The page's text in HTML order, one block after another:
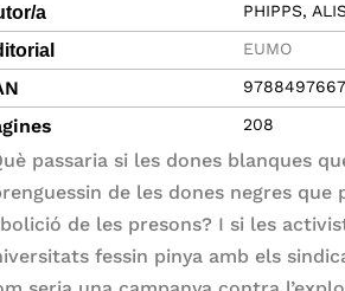
a PHIPPS,
EUMO
208
passaria si les dones blanques
de les dones negres
de les presons? I si les
fessin pinya amb els